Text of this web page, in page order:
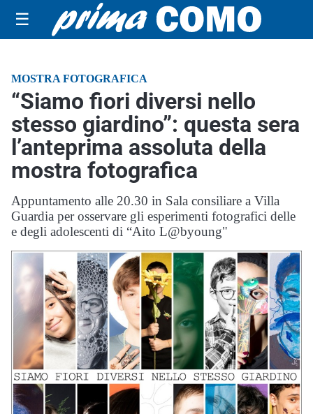
☰
MOSTRA FOTOGRAFICA
“Siamo fiori diversi nello
stesso giardino”: questa sera
l’anteprima assoluta della
mostra fotografica
Appuntamento alle 20.30 in Sala consiliare a Villa
Guardia per osservare gli esperimenti fotografici delle
e degli adolescenti di “Aito L@byoung"